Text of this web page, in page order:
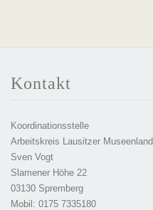
Kontakt
Koordinationsstelle
Arbeitskreis Lausitzer Museenland
Sven Vogt
Slamener Höhe 22
03130 Spremberg
Mobil: 0175 7335180